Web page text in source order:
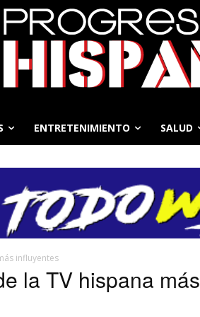
ENTRETENIMIENTO SALUD
influyentes
la TV hispana más